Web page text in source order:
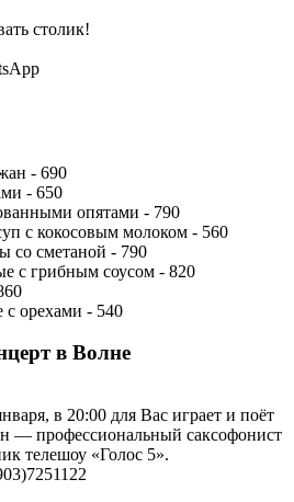
столик!
- 690
- 650
опятами - 790
с кокосовым молоком - 560
со сметаной - 790
с грибным соусом - 820
с орехами - 540
в Волне
в 20:00 для Вас играет и поёт
— профессиональный саксофонист
телешоу «Голос 5».